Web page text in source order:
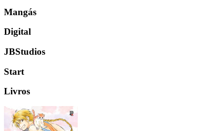
Mangás
Digital
JBStudios
Start
Livros